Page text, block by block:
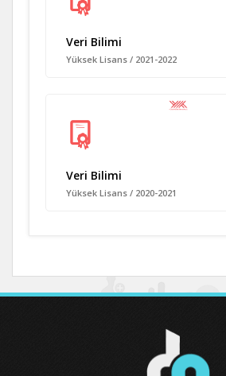
Veri Bilimi
Yüksek Lisans / 2021-2022
Veri Bilimi
Yüksek Lisans / 2020-2021